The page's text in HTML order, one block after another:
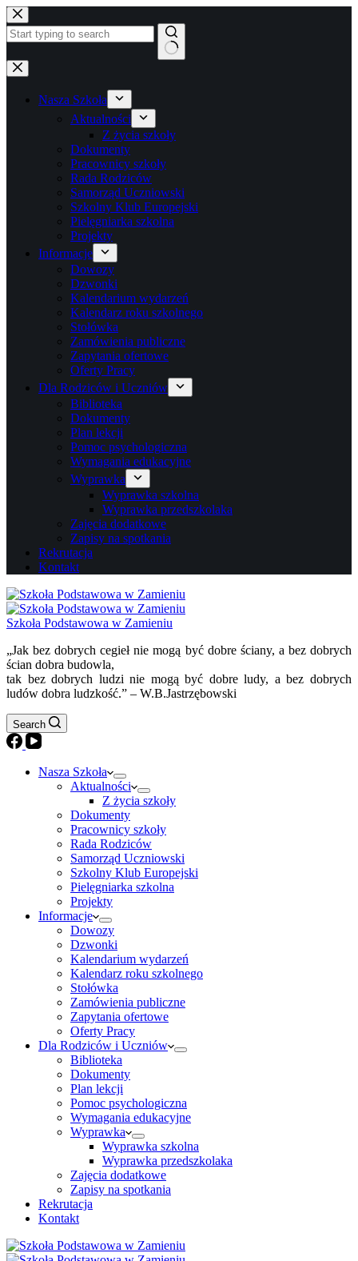
Przejdź
do
treści
Brak
wyników
Nasza Szkoła
Aktualności
Z życia szkoły
Dokumenty
Pracownicy szkoły
Rada Rodziców
Samorząd Uczniowski
Szkolny Klub Europejski
Pielęgniarka szkolna
Projekty
Informacje
Dowozy
Dzwonki
Kalendarium wydarzeń
Kalendarz roku szkolnego
Stołówka
Zamówienia publiczne
Zapytania ofertowe
Oferty Pracy
Dla Rodziców i Uczniów
Biblioteka
Dokumenty
Plan lekcji
Pomoc psychologiczna
Wymagania edukacyjne
Wyprawka
Wyprawka szkolna
Wyprawka przedszkolaka
Zajęcia dodatkowe
Zapisy na spotkania
Rekrutacja
Kontakt
Szkoła Podstawowa w Zamieniu
„Jak bez dobrych cegieł nie mogą być dobre ściany, a bez dobrych
ścian dobra budowla,
tak bez dobrych ludzi nie mogą być dobre ludy, a bez dobrych
ludów dobra ludzkość.” – W.B.Jastrzębowski
Search
Nasza Szkoła
Aktualności
Z życia szkoły
Dokumenty
Pracownicy szkoły
Rada Rodziców
Samorząd Uczniowski
Szkolny Klub Europejski
Pielęgniarka szkolna
Projekty
Informacje
Dowozy
Dzwonki
Kalendarium wydarzeń
Kalendarz roku szkolnego
Stołówka
Zamówienia publiczne
Zapytania ofertowe
Oferty Pracy
Dla Rodziców i Uczniów
Biblioteka
Dokumenty
Plan lekcji
Pomoc psychologiczna
Wymagania edukacyjne
Wyprawka
Wyprawka szkolna
Wyprawka przedszkolaka
Zajęcia dodatkowe
Zapisy na spotkania
Rekrutacja
Kontakt